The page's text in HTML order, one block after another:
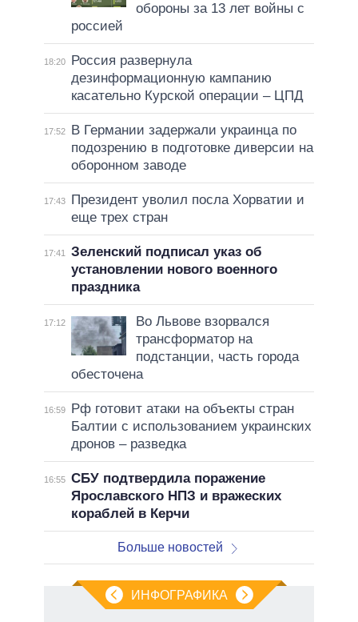
обороны за 13 лет войны с
россией
18:20
Россия развернула
дезинформационную кампанию
касательно Курской операции – ЦПД
17:52
В Германии задержали украинца по
подозрению в подготовке диверсии на
оборонном заводе
17:43
Президент уволил посла Хорватии и
еще трех стран
17:41 Зеленский подписал указ об
установлении нового военного
праздника
17:12
Во Львове взорвался
трансформатор на
подстанции, часть города
обесточена
16:59
Рф готовит атаки на объекты стран
Балтии с использованием украинских
дронов – разведка
16:55 СБУ подтвердила поражение
Ярославского НПЗ и вражеских
кораблей в Керчи
Больше новостей
ИНФОГРАФИКА